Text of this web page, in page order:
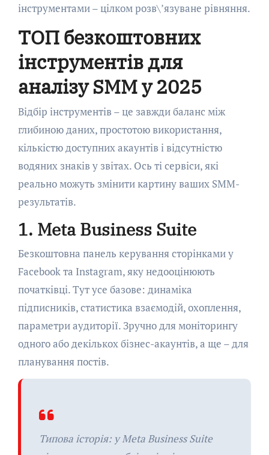
інструментами – цілком розв\’язуване рівняння.
ТОП безкоштовних
інструментів для
аналізу SMM у 2025
Відбір інструментів – це завжди баланс між
глибиною даних, простотою використання,
кількістю доступних акаунтів і відсутністю
водяних знаків у звітах. Ось ті сервіси, які
реально можуть змінити картину ваших SMM-
результатів.
1. Meta Business Suite
Безкоштовна панель керування сторінками у
Facebook та Instagram, яку недооцінюють
початківці. Тут усе базове: динаміка
підписників, статистика взаємодій, охоплення,
параметри аудиторії. Зручно для моніторингу
одного або декількох бізнес-акаунтів, а ще – для
планування постів.
Типова історія: у Meta Business Suite